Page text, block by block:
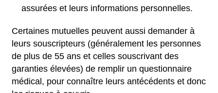
assurées et leurs informations personnelles.
Certaines mutuelles peuvent aussi demander à
leurs souscripteurs (généralement les personnes
de plus de 55 ans et celles souscrivant des
garanties élevées) de remplir un questionnaire
médical, pour connaître leurs antécédents et donc